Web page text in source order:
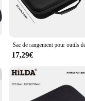
17,29€